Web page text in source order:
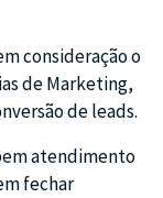
consideração o
de Marketing,
de leads.
atendimento
fechar